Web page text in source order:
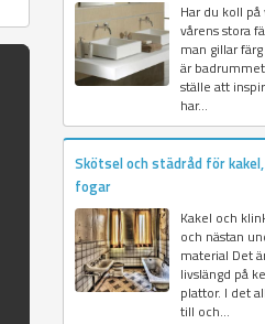
Har du koll
vårens stora
man gillar
är
ställe att
har...
Skötsel och städråd för
fogar
Kakel och
och nästan
material Det
livslängd på
plattor. I det
till och...